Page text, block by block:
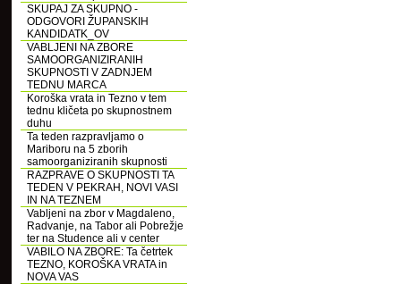
SKUPAJ ZA SKUPNO -
ODGOVORI ŽUPANSKIH
KANDIDATK_OV
VABLJENI NA ZBORE
SAMOORGANIZIRANIH
SKUPNOSTI V ZADNJEM
TEDNU MARCA
Koroška vrata in Tezno v tem
tednu kličeta po skupnostnem
duhu
Ta teden razpravljamo o
Mariboru na 5 zborih
samoorganiziranih skupnosti
RAZPRAVE O SKUPNOSTI TA
TEDEN V PEKRAH, NOVI VASI
IN NA TEZNEM
Vabljeni na zbor v Magdaleno,
Radvanje, na Tabor ali Pobrežje
ter na Studence ali v center
VABILO NA ZBORE: Ta četrtek
TEZNO, KOROŠKA VRATA in
NOVA VAS